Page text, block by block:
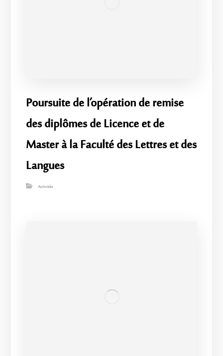
​Poursuite de l’opération de remise
des diplômes de Licence et de
Master à la Faculté des Lettres et des
Langues
Activités